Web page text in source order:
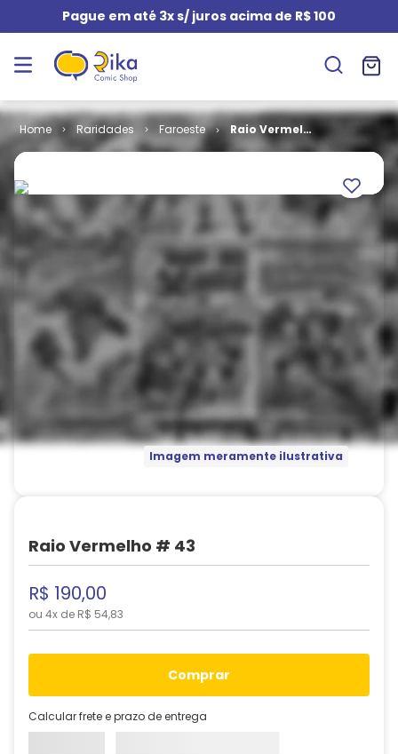
Pague em até 3x s/ juros acima de R$ 100
Raridades Faroeste
Raio Vermelho
Imagem meramente ilustrativa
Raio Vermelho # 43
R$ 190,00
ou 4x de R$ 54,83
comprar
Calcular frete e prazo de entrega